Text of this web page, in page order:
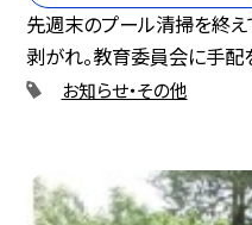
先週末のプール清掃を終
剥がれ。教育委員会に手配
お知らせ・その他